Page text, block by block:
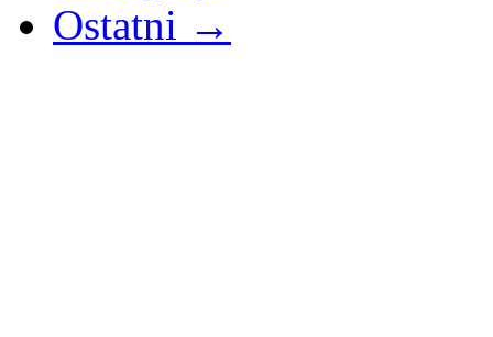
Ostatni →